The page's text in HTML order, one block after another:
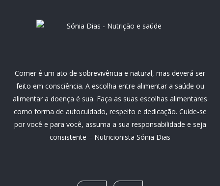
Comer é um ato de sobrevivência e natural, mas deverá ser
feito em consciência. A escolha entre alimentar a saúde ou
alimentar a doença é sua. Faça as suas escolhas alimentares
como forma de autocuidado, respeito e dedicação. Cuide-se
por você e para você, assuma a sua responsabilidade e seja
consistente – Nutricionista Sónia Dias